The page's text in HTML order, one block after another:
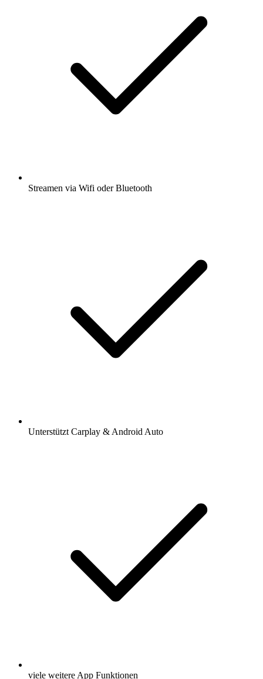
Streamen via Wifi oder Bluetooth
Unterstützt Carplay & Android Auto
viele weitere App Funktionen